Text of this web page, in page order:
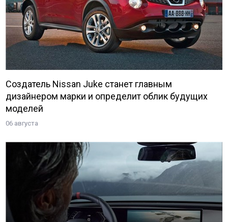
Создатель Nissan Juke станет главным
дизайнером марки и определит облик будущих
моделей
06 августа